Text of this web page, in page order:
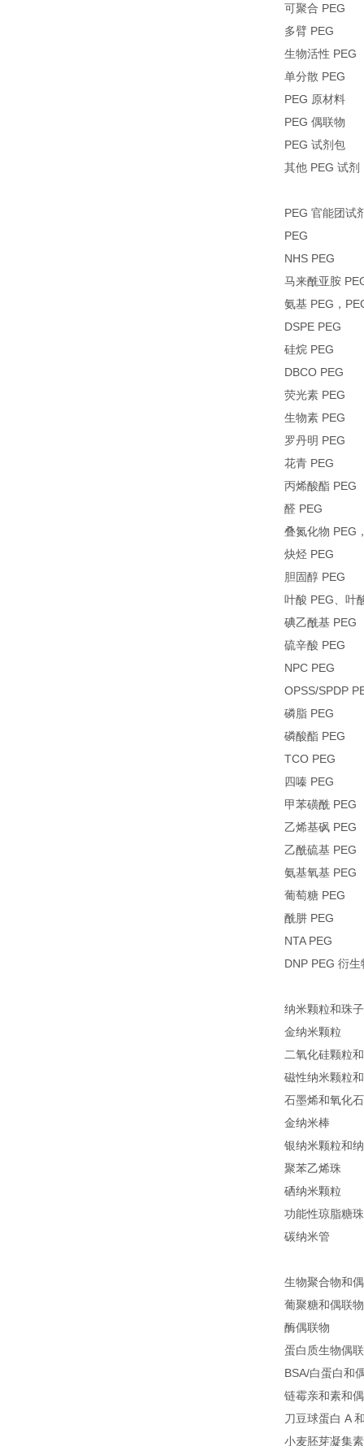
可聚合 PEG
多臂 PEG
生物活性 PEG
单分散 PEG
PEG 原材料
PEG 偶联物
PEG 试剂包
其他 PEG 试剂
PEG 官能团试
PEG
NHS PEG
马来酰亚胺
氨基 PEG，
DSPE PEG
硅烷 PEG
DBCO PEG
荧光素 PEG
生物素 PEG
罗丹明 PEG
花青 PEG
丙烯酸酯 PEG
醛 PEG
叠氮化物 PEG
炔烃 PEG
胆固醇 PEG
叶酸 PEG、叶
碘乙酰基 PEG
硫辛酸 PEG
NPC PEG
OPSS/SPDP
磷脂 PEG
磷酸酯 PEG
TCO PEG
四嗪 PEG
甲苯磺酰 PEG
乙烯基砜 PEG
乙酰硫基 PEG
氨基氧基 PEG
葡萄糖 PEG
酰肼 PEG
NTA PEG
DNP PEG 衍生
纳米颗粒和珠子
金纳米颗粒
二氧化硅颗粒
磁性纳米颗粒
石墨烯和氧化
金纳米棒
银纳米颗粒和
聚苯乙烯珠
硒纳米颗粒
功能性琼脂糖珠
碳纳米管
生物聚合物和
葡聚糖和偶联物
酶偶联物
蛋白质生物偶
BSA/白蛋白和
链霉亲和素和
刀豆球蛋白 A
小麦胚芽凝集